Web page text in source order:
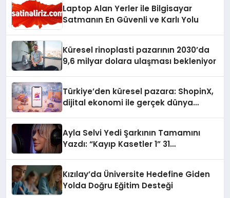
Laptop Alan Yerler ile Bilgisayar
Satmanın En Güvenli ve Karlı Yolu
Küresel rinoplasti pazarının 2030’da
9,6 milyar dolara ulaşması bekleniyor
Türkiye’den küresel pazara: ShopinX,
dijital ekonomi ile gerçek dünya
Ayla Selvi Yedi Şarkının Tamamını
Yazdı: “Kayıp Kasetler 1” 31
Kızılay’da Üniversite Hedefine Giden
Yolda Doğru Eğitim Desteği